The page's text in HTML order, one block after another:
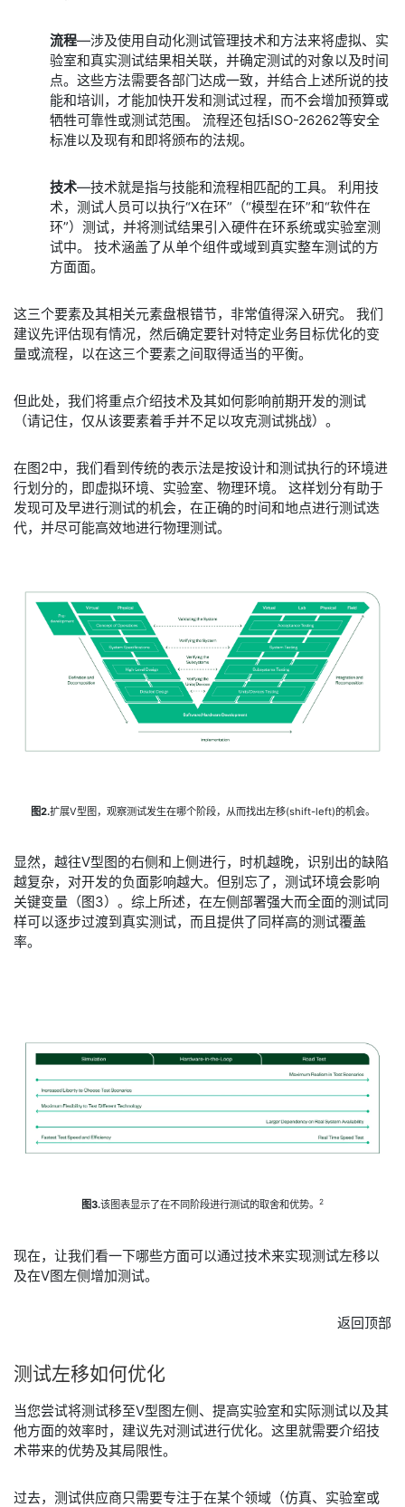
流程—涉及使用自动化测试管理技术和方法来将虚拟、实
验室和真实测试结果相关联，并确定测试的对象以及时间
点。这些方法需要各部门达成一致，并结合上述所说的技
能和培训，才能加快开发和测试过程，而不会增加预算或
牺牲可靠性或测试范围。 流程还包括ISO-26262等安全
标准以及现有和即将颁布的法规。
技术—技术就是指与技能和流程相匹配的工具。 利用技
术，测试人员可以执行“X在环”（“模型在环”和“软件在
环”）测试，并将测试结果引入硬件在环系统或实验室测
试中。 技术涵盖了从单个组件或域到真实整车测试的方
方面面。
这三个要素及其相关元素盘根错节，非常值得深入研究。 我们
建议先评估现有情况，然后确定要针对特定业务目标优化的变
量或流程，以在这三个要素之间取得适当的平衡。
但此处，我们将重点介绍技术及其如何影响前期开发的测试
（请记住，仅从该要素着手并不足以攻克测试挑战）。
​在图2中，我们看到传统的表示法是按设计和测试执行的环境进
行划分的，即虚拟环境、实验室、物理环境。 这样划分有助于
发现可及早进行测试的机会，在正确的时间和地点进行测试迭
代，并尽可能高效地进行物理测试。
图2.扩展V型图，观察测试发生在哪个阶段，从而找出左移(shift-left)的机会。
显然，越往V型图的右侧和上侧进行，时机越晚，识别出的缺陷
越复杂，对开发的负面影响越大。但别忘了，测试环境会影响
关键变量（图3）。综上所述，在左侧部署强大而全面的测试同
样可以逐步过渡到真实测试，而且提供了同样高的测试覆盖
率。
图3.该图表显示了在不同阶段进行测试的取舍和优势。 2
现在，让我们看一下哪些方面可以通过技术来实现测试左移以
及在V图左侧增加测试。
返回顶部
测试左移如何优化
当您尝试将测试移至V型图左侧、提高实验室和实际测试以及其
他方面的效率时，建议先对测试进行优化。这里就需要介绍技
术带来的优势及其局限性。
过去，测试供应商只需要专注于在某个领域（仿真、实验室或